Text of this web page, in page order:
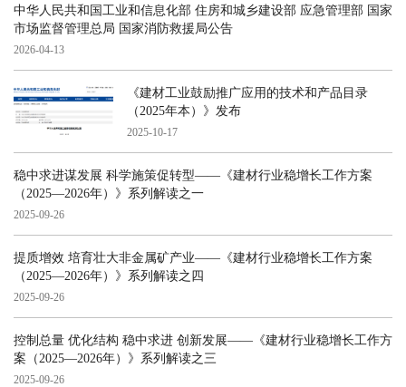
中华人民共和国工业和信息化部 住房和城乡建设部 应急管理部 国家
市场监督管理总局 国家消防救援局公告
2026-04-13
《建材工业鼓励推广应用的技术和产品目录
（2025年本）》发布
2025-10-17
稳中求进谋发展 科学施策促转型——《建材行业稳增长工作方案
（2025—2026年）》系列解读之一
2025-09-26
提质增效 培育壮大非金属矿产业——《建材行业稳增长工作方案
（2025—2026年）》系列解读之四
2025-09-26
控制总量 优化结构 稳中求进 创新发展——《建材行业稳增长工作方
案（2025—2026年）》系列解读之三
2025-09-26